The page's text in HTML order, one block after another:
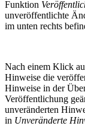
Funktion
unveröffentlichte
im unten rechts
Nach einem Klick
Hinweise die
Hinweise in der
Veröffentlichung
unveränderten
in Unveränderte